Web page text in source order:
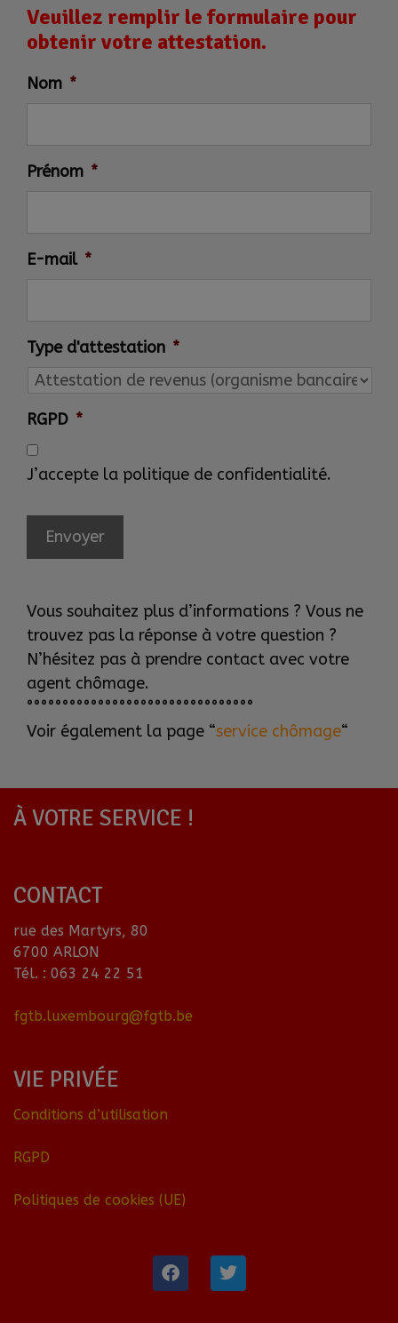
Veuillez remplir le formulaire pour
obtenir votre attestation.
Nom *
Prénom *
E-mail *
Type d'attestation *
RGPD *
J’accepte la politique de confidentialité.
Envoyer
Vous souhaitez plus d’informations ? Vous ne
trouvez pas la réponse à votre question ?
N’hésitez pas à prendre contact avec votre
agent chômage.
°°°°°°°°°°°°°°°°°°°°°°°°°°°°°°°°
Voir également la page “service chômage“
À VOTRE SERVICE !
CONTACT
rue des Martyrs, 80
6700 ARLON
Tél. : 063 24 22 51
fgtb.luxembourg@fgtb.be
VIE PRIVÉE
Conditions d’utilisation
RGPD
Politiques de cookies (UE)